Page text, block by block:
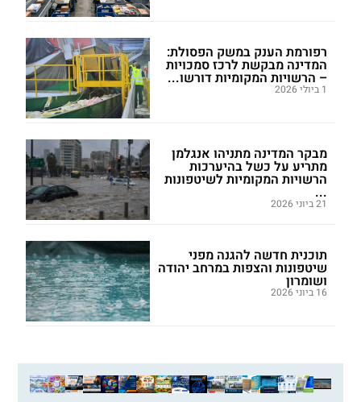
רפורמת הענק במשק הפסולת:
המדינה מבקשת לרכז סמכויות
– הרשויות המקומיות דורשו...
1 ביולי 2026
מבקר המדינה מתניהו אנגלמן
מתריע על כשל בהיערכות
הרשויות המקומיות לשיטפונות
...
21 ביוני 2026
תוכנית חדשה להגנה מפני
שיטפונות והצפות במרחב יהודה
ושומרון
16 ביוני 2026